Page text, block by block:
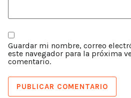
Guardar mi nombre, correo
este navegador para la próxima
comentario.